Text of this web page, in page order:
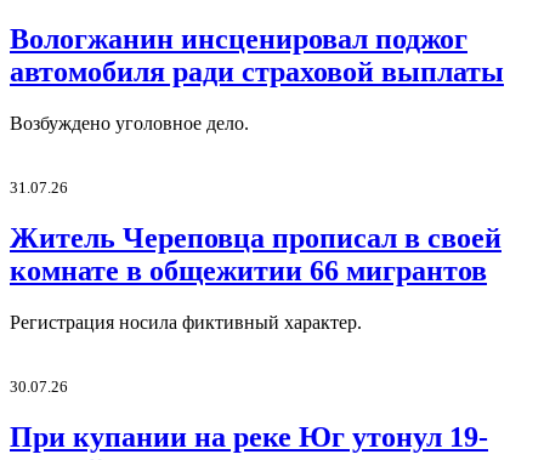
Вологжанин инсценировал поджог
автомобиля ради страховой выплаты
Возбуждено уголовное дело.
31.07.26
Житель Череповца прописал в своей
комнате в общежитии 66 мигрантов
Регистрация носила фиктивный характер.
30.07.26
При купании на реке Юг утонул 19-